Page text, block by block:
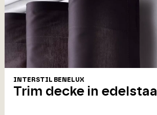
INTERSTIL BENELUX
Trim decke in edelstaal